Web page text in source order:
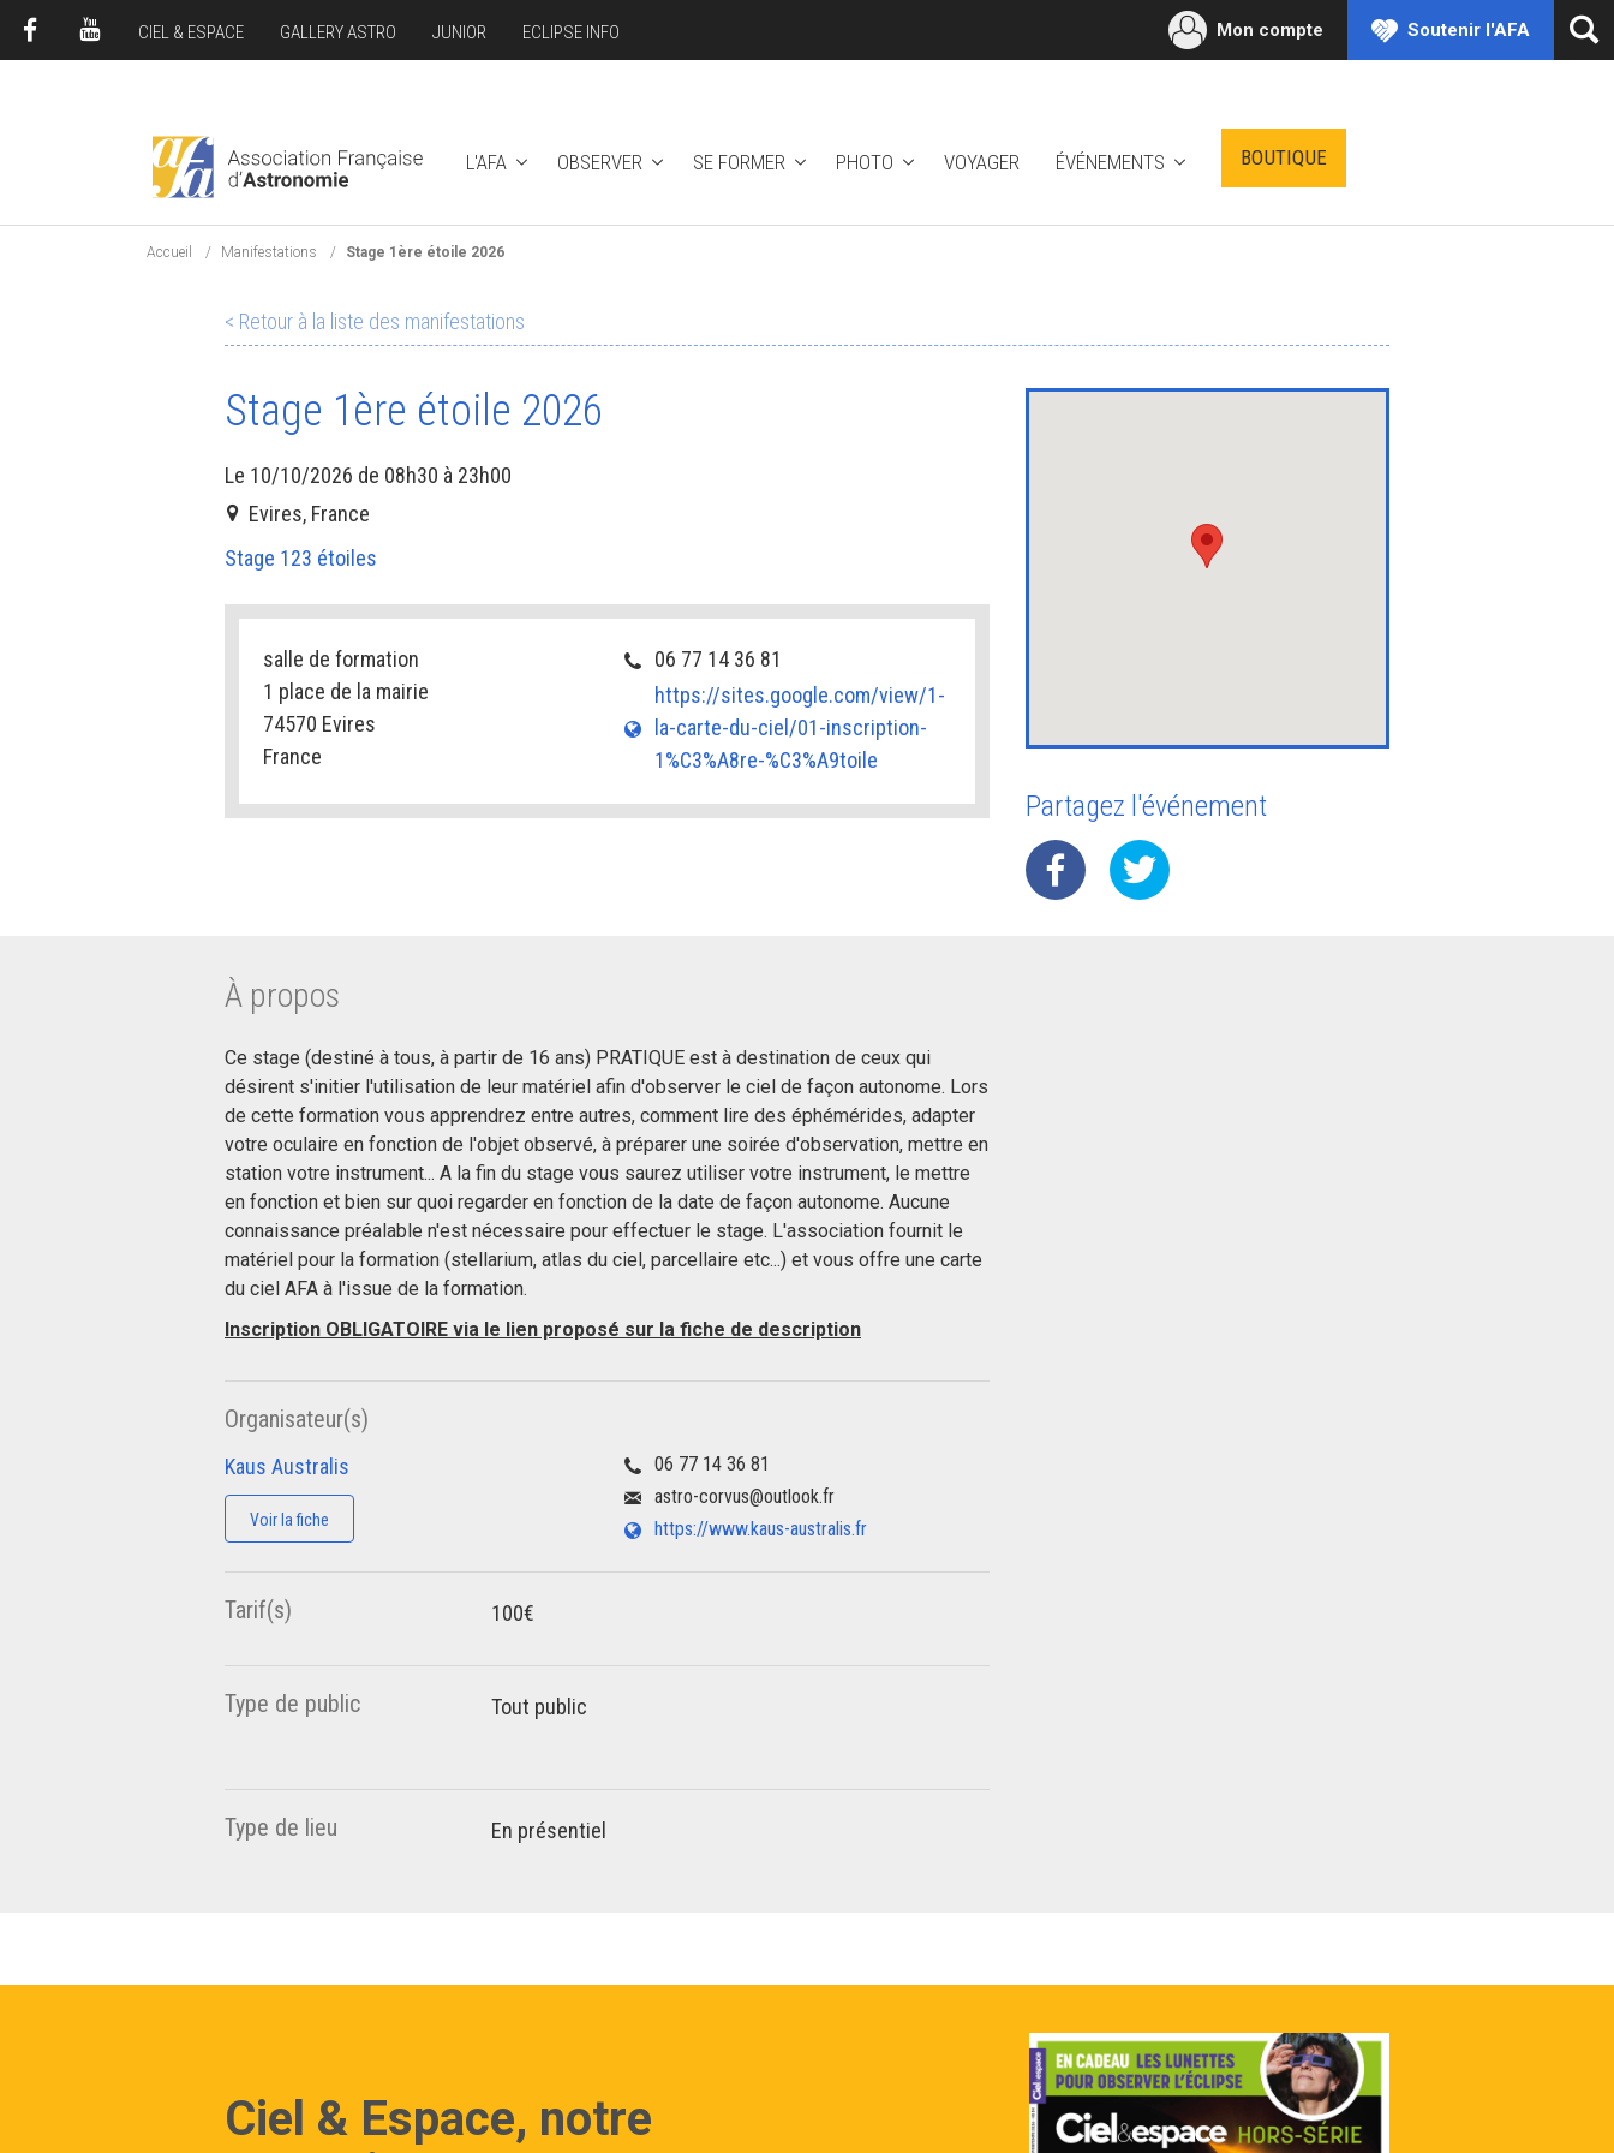
L'AFA OBSERVER SE FORMER PHOTO VOYAGER ÉVÉNEMENTS BOUTIQUE
CIEL & ESPACE GALLERY ASTRO JUNIOR ECLIPSE INFO Mon compte Soutenir l'AFA
Accueil Manifestations Stage 1ère étoile 2026
< Retour à la liste des manifestations
Stage 1ère étoile 2026
Le 10/10/2026 de 08h30 à 23h00
Evires, France
Stage 123 étoiles
salle de formation
1 place de la mairie
74570 Evires
France
06 77 14 36 81
https://sites.google.com/view/1-
la-carte-du-ciel/01-inscription-
1%C3%A8re-%C3%A9toile
Partagez l'événement
À propos
Ce stage (destiné à tous, à partir de 16 ans) PRATIQUE est à destination de ceux qui
désirent s'initier l'utilisation de leur matériel afin d'observer le ciel de façon autonome. Lors
de cette formation vous apprendrez entre autres, comment lire des éphémérides, adapter
votre oculaire en fonction de l'objet observé, à préparer une soirée d'observation, mettre en
station votre instrument... A la fin du stage vous saurez utiliser votre instrument, le mettre
en fonction et bien sur quoi regarder en fonction de la date de façon autonome. Aucune
connaissance préalable n'est nécessaire pour effectuer le stage. L'association fournit le
matériel pour la formation (stellarium, atlas du ciel, parcellaire etc...) et vous offre une carte
du ciel AFA à l'issue de la formation.
Inscription OBLIGATOIRE via le lien proposé sur la fiche de description
Organisateur(s)
Kaus Australis
Voir la fiche
06 77 14 36 81
astro-corvus@outlook.fr
https://www.kaus-australis.fr
Tarif(s) 100€
Type de public Tout public
Type de lieu En présentiel
Ciel & Espace, notre